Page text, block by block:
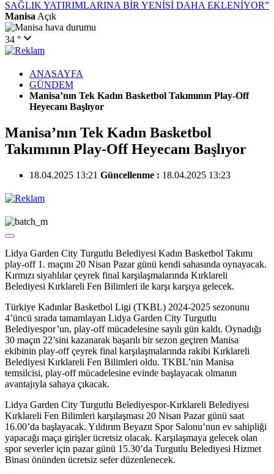
SAĞLIK YATIRIMLARINA BİR YENİSİ DAHA EKLENİYOR”
Manisa Açık
34 °
ANASAYFA
GÜNDEM
Manisa’nın Tek Kadın Basketbol Takımının Play-Off
Heyecanı Başlıyor
Manisa’nın Tek Kadın Basketbol
Takımının Play-Off Heyecanı Başlıyor
18.04.2025 13:21 Güncellenme : 18.04.2025 13:23
Lidya Garden City Turgutlu Belediyesi Kadın Basketbol Takımı
play-off 1. maçını 20 Nisan Pazar günü kendi sahasında oynayacak.
Kırmızı siyahlılar çeyrek final karşılaşmalarında Kırklareli
Belediyesi Kırklareli Fen Bilimleri ile karşı karşıya gelecek.
Türkiye Kadınlar Basketbol Ligi (TKBL) 2024-2025 sezonunu
4’üncü sırada tamamlayan Lidya Garden City Turgutlu
Belediyespor’un, play-off mücadelesine sayılı gün kaldı. Oynadığı
30 maçın 22’sini kazanarak başarılı bir sezon geçiren Manisa
ekibinin play-off çeyrek final karşılaşmalarında rakibi Kırklareli
Belediyesi Kırklareli Fen Bilimleri oldu. TKBL’nin Manisa
temsilcisi, play-off mücadelesine evinde başlayacak olmanın
avantajıyla sahaya çıkacak.
Lidya Garden City Turgutlu Belediyespor-Kırklareli Belediyesi
Kırklareli Fen Bilimleri karşılaşması 20 Nisan Pazar günü saat
16.00’da başlayacak. Yıldırım Beyazıt Spor Salonu’nun ev sahipliği
yapacağı maça girişler ücretsiz olacak. Karşılaşmaya gelecek olan
spor severler için pazar günü 15.30’da Turgutlu Belediyesi Hizmet
Binası önünden ücretsiz sefer düzenlenecek.